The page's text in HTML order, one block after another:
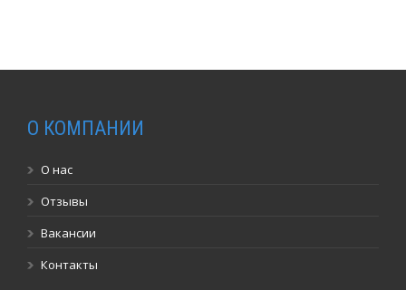
О КОМПАНИИ
О нас
Отзывы
Вакансии
Контакты